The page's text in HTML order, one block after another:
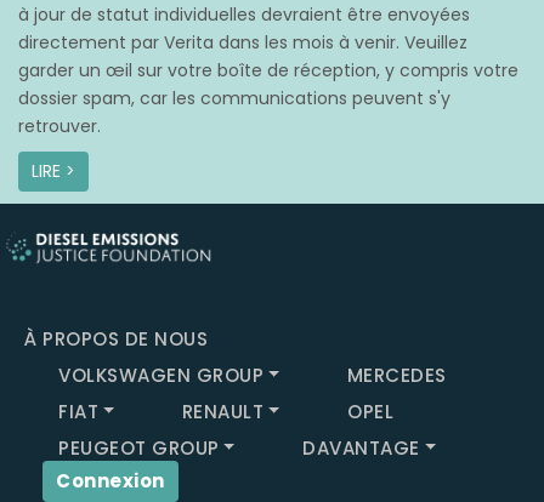
à jour de statut individuelles devraient être envoyées
directement par Verita dans les mois à venir. Veuillez
garder un œil sur votre boîte de réception, y compris votre
dossier spam, car les communications peuvent s'y
retrouver.
LIRE >
À PROPOS DE NOUS
VOLKSWAGEN GROUP
MERCEDES
FIAT
RENAULT
OPEL
PEUGEOT GROUP
DAVANTAGE
Connexion